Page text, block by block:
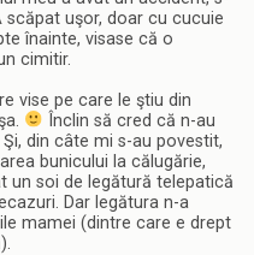
uşor, doar cu cucuie
înainte, visase că o
cimitir.
vise pe care le ştiu din
Înclin să cred că n-au
din câte mi s-au povestit,
bunicului la călugărie,
un soi de legătură telepatică
Dar legătura n-a
mamei (dintre care e drept